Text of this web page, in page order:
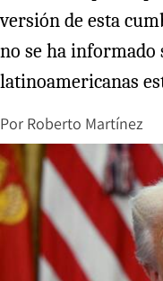
versión de esta
no se ha informado
latinoamericanas
Por Roberto Martínez